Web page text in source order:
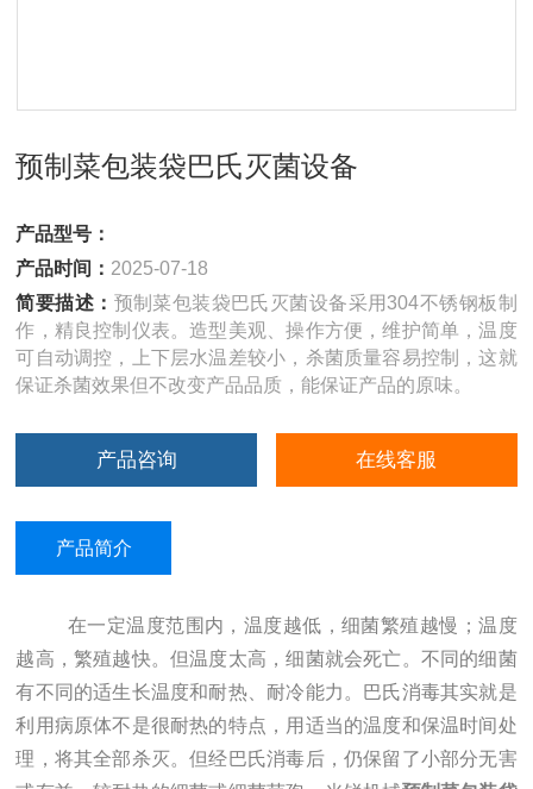
预制菜包装袋巴氏灭菌设备
产品型号：
产品时间： 2025-07-18
简要描述： 预制菜包装袋巴氏灭菌设备采用304不锈钢板制
作，精良控制仪表。造型美观、操作方便，维护简单，温度
可自动调控，上下层水温差较小，杀菌质量容易控制，这就
保证杀菌效果但不改变产品品质，能保证产品的原味。
产品咨询 在线客服
产品简介
在一定温度范围内，温度越低，细菌繁殖越慢；温度
越高，繁殖越快。但温度太高，细菌就会死亡。不同的细菌
有不同的适生长温度和耐热、耐冷能力。巴氏消毒其实就是
利用病原体不是很耐热的特点，用适当的温度和保温时间处
理，将其全部杀灭。但经巴氏消毒后，仍保留了小部分无害